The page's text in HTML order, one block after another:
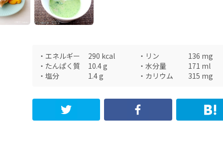
・ エネルギー 290 kcal ・ リン 136 mg
・ たんぱく質 10.4g ・ 水分量 171 ml
・ 塩分 1.4g ・ カリウム 315 mg